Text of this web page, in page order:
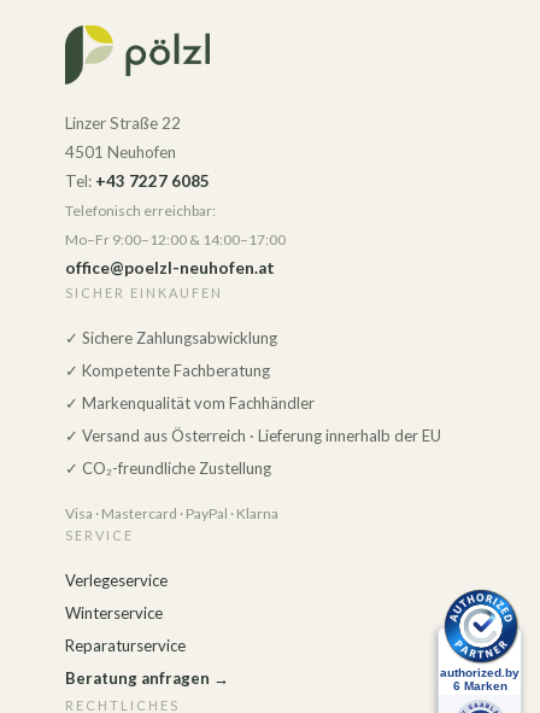
Linzer Straße 22
4501 Neuhofen
Tel: +43 7227 6085
Telefonisch erreichbar:
Mo–Fr 9:00–12:00 & 14:00–17:00
office@poelzl-neuhofen.at
SICHER EINKAUFEN
✓ Sichere Zahlungsabwicklung
✓ Kompetente Fachberatung
✓ Markenqualität vom Fachhändler
✓ Versand aus Österreich · Lieferung innerhalb der EU
✓ CO₂-freundliche Zustellung
Visa · Mastercard · PayPal · Klarna
SERVICE
Verlegeservice
Winterservice
Reparaturservice
Beratung anfragen →
RECHTLICHES